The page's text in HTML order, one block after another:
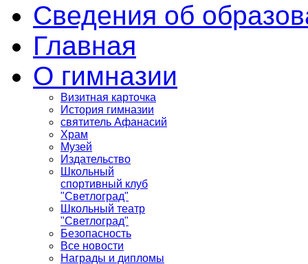
Сведения об
Главная
О гимназии
Визитная карточка
История гимназии
святитель Афанасий
Храм
Музей
Издательство
Школьный
спортивный клуб
"Светлоград"
Школьный театр
"Светлоград"
Безопасность
Все новости
Награды и дипломы